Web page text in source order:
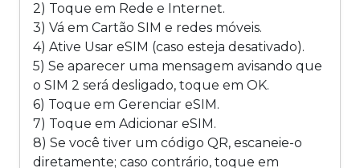
2) Toque em Rede e Internet.
3) Vá em Cartão SIM e redes móveis.
4) Ative Usar eSIM (caso esteja desativado).
5) Se aparecer uma mensagem avisando que
o SIM 2 será desligado, toque em OK.
6) Toque em Gerenciar eSIM.
7) Toque em Adicionar eSIM.
8) Se você tiver um código QR, escaneie-o
diretamente; caso contrário, toque em